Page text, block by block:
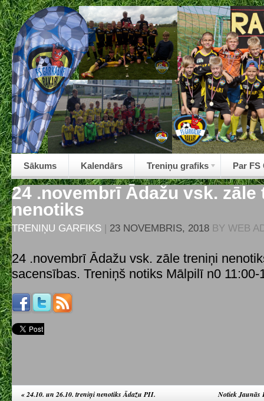
Sākums Kalendārs Treniņu grafiks Par FS
24 .novembrī Ādažu vsk. zāle
nenotiks
TRENIŅU GARFIKS | 23 NOVEMBRIS, 2018 BY WEB
24 .novembrī Ādažu vsk. zāle treniņi
sacensības. Treniņš notiks Mālpilī n0 11:00-
«24.10. un 26.10. treniņi nenotiks Ādažu PII. Notiek Jaunās